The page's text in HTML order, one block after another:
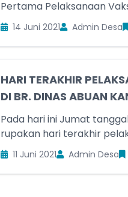
Pertama Pelaksanaan
14 Juni 2021 Admin Desa
HARI TERAKHIR
DI BR. DINAS ABUAN
Pada hari ini Jumat
rupakan hari terakhir
11 Juni 2021 Admin Desa